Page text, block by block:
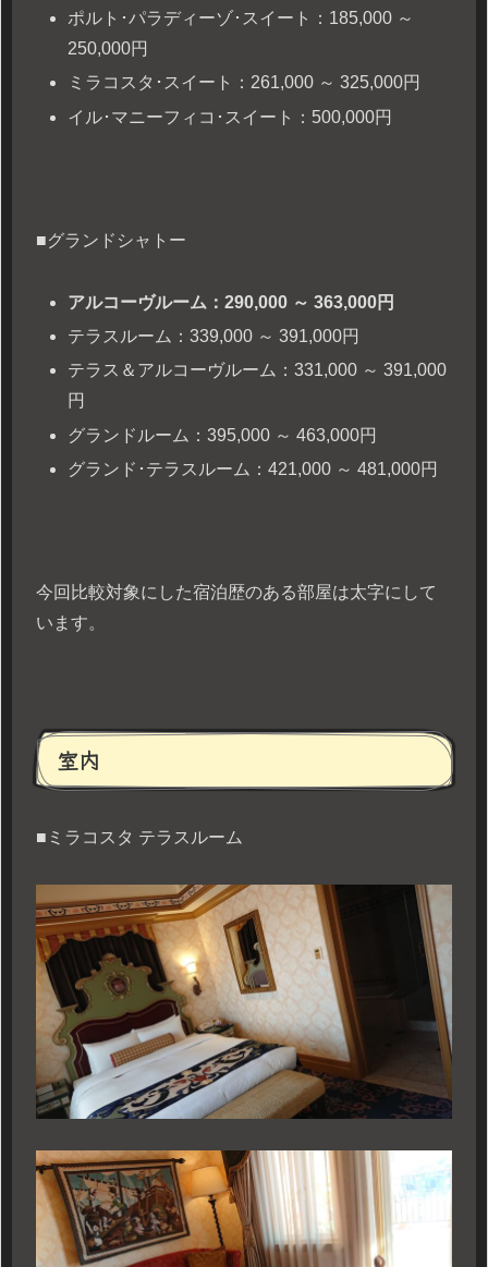
ポルト･パラディーゾ･スイート：185,000 ～
250,000円
ミラコスタ･スイート：261,000 ～ 325,000円
イル･マニーフィコ･スイート：500,000円
■グランドシャトー
アルコーヴルーム：290,000 ～ 363,000円
テラスルーム：339,000 ～ 391,000円
テラス＆アルコーヴルーム：331,000 ～ 391,000
円
グランドルーム：395,000 ～ 463,000円
グランド･テラスルーム：421,000 ～ 481,000円
今回比較対象にした宿泊歴のある部屋は太字にして
います。
室内
■ミラコスタ テラスルーム